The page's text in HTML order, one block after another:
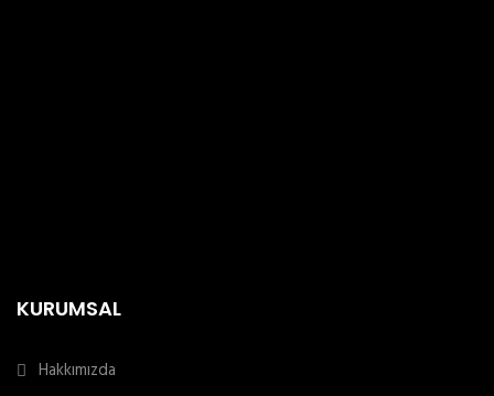
KURUMSAL
Hakkımızda